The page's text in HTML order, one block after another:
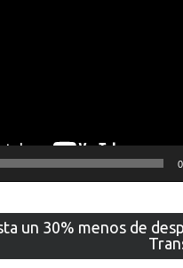
un 30% menos de